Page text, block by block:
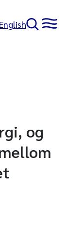
English
og